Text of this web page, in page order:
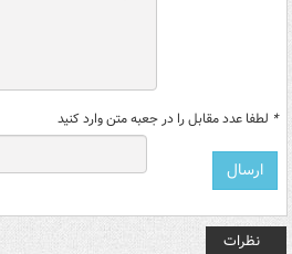
* لطفا عدد مقابل را در جعبه متن وارد کنید
نظرات